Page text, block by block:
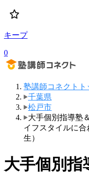
キープ
0
塾講師コネクトト
千葉県
松戸市
大手個別指導塾
イフスタイルに
生）
大手個別指